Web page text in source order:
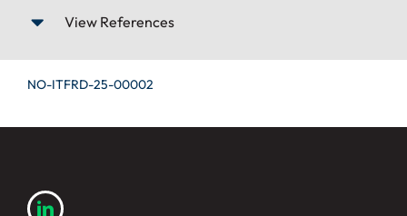
View References
NO-ITFRD-25-00002